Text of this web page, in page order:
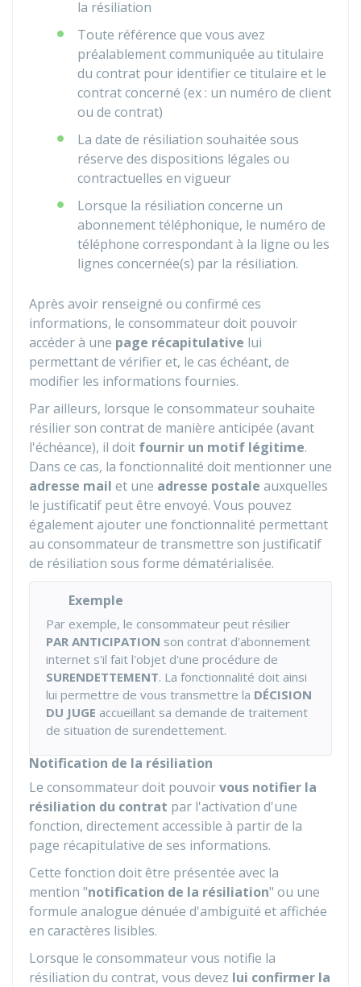
la résiliation
Toute référence que vous avez
préalablement communiquée au titulaire
du contrat pour identifier ce titulaire et le
contrat concerné (ex : un numéro de client
ou de contrat)
La date de résiliation souhaitée sous
réserve des dispositions légales ou
contractuelles en vigueur
Lorsque la résiliation concerne un
abonnement téléphonique, le numéro de
téléphone correspondant à la ligne ou les
lignes concernée(s) par la résiliation.
Après avoir renseigné ou confirmé ces
informations, le consommateur doit pouvoir
accéder à une page récapitulative lui
permettant de vérifier et, le cas échéant, de
modifier les informations fournies.
Par ailleurs, lorsque le consommateur souhaite
résilier son contrat de manière anticipée (avant
l'échéance), il doit fournir un motif légitime.
Dans ce cas, la fonctionnalité doit mentionner une
adresse mail et une adresse postale auxquelles
le justificatif peut être envoyé. Vous pouvez
également ajouter une fonctionnalité permettant
au consommateur de transmettre son justificatif
de résiliation sous forme dématérialisée.
Exemple
Par exemple, le consommateur peut résilier
PAR ANTICIPATION son contrat d'abonnement
internet s'il fait l'objet d'une procédure de
SURENDETTEMENT. La fonctionnalité doit ainsi
lui permettre de vous transmettre la DÉCISION
DU JUGE accueillant sa demande de traitement
de situation de surendettement.
Notification de la résiliation
Le consommateur doit pouvoirvous notifier la
résiliation du contrat par l'activation d'une
fonction, directement accessible à partir de la
page récapitulative de ses informations.
Cette fonction doit être présentée avec la
mention "notification de la résiliation" ou une
formule analogue dénuée d'ambiguïté et affichée
en caractères lisibles.
Lorsque le consommateur vous notifie la
résiliation du contrat, vous devez lui confirmer la